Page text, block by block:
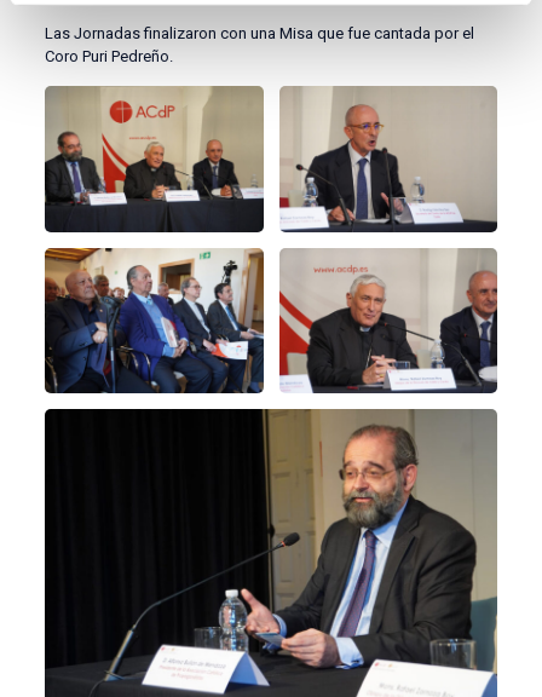
Las Jornadas finalizaron con una Misa que fue cantada por el
Coro Puri Pedreño.